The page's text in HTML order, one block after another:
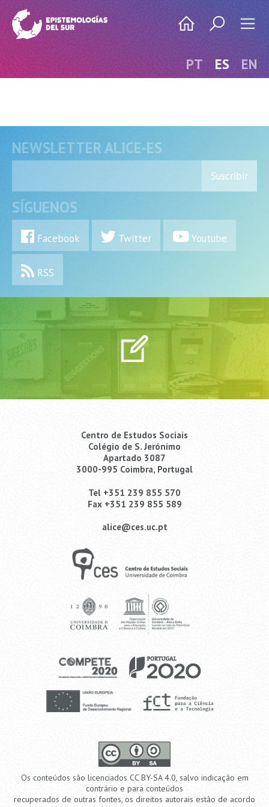
PT ES EN
NEWSLETTER ALICE-ES
Suscribir
SÍGUENOS
Facebook Twitter Youtube
RSS
Centro de Estudos Sociais
Colégio de S. Jerónimo
Apartado 3087
3000-995 Coimbra, Portugal
Tel +351 239 855 570
Fax +351 239 855 589
alice@ces.uc.pt
Os conteúdos são licenciados CC BY-SA 4.0, salvo indicação em
contrário e para conteúdos
recuperados de outras fontes, os direitos autorais estão de acordo